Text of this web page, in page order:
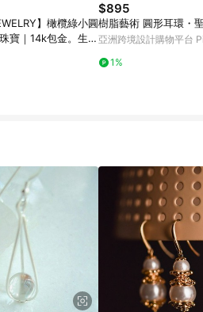
】橄欖綠小圓
寶｜14k包金。生日
$895
樹脂藝術 圓形耳環・聖
亞洲跨境設計購物平台
1%